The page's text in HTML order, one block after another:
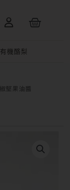
購
機酪梨
堅果油醬